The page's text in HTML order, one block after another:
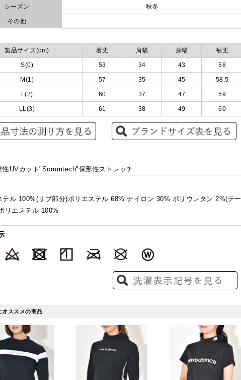
シーズン 秋冬
その他
製品サイズ(cm) 着丈 肩幅 身幅 袖丈
S(0) 53 34 43 58
M(1) 57 35 45 58.5
L(2) 60 37 47 59
LL(3) 61 38 49 60
性UVカット"Scrumtech"保形性ストレッチ
テル 100%(リブ部分)ポリエステル 68% ナイロン 30% ポリウレタン 2%(テー
リエステル 100%
オススメの商品